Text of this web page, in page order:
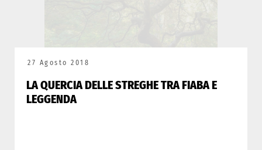
27 Agosto 2018
LA QUERCIA DELLE STREGHE TRA FIABA E
LEGGENDA